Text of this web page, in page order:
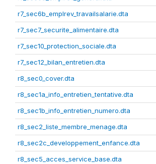
r7_sec6b_emplrev_travailsalarie.dta
r7_sec7_securite_alimentaire.dta
r7_sec10_protection_sociale.dta
r7_sec12_bilan_entretien.dta
r8_sec0_cover.dta
r8_sec1a_info_entretien_tentative.dta
r8_sec1b_info_entretien_numero.dta
r8_sec2_liste_membre_menage.dta
r8_sec2c_developpement_enfance.dta
r8_sec5_acces_service_base.dta